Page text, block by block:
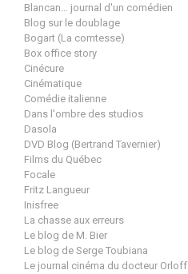
Blancan… journal d'un comédien
Blog sur le doublage
Bogart (La comtesse)
Box office story
Cinécure
Cinématique
Comédie italienne
Dans l'ombre des studios
Dasola
DVD Blog (Bertrand Tavernier)
Films du Québec
Focale
Fritz Langueur
Inisfree
La chasse aux erreurs
Le blog de M. Bier
Le blog de Serge Toubiana
Le journal cinéma du docteur Orloff